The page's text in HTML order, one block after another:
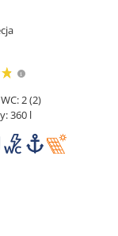
2 (2)
360 l